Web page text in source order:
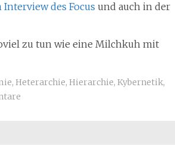
Interview des Focus und auch in der
zu tun wie eine Milchkuh mit
, Heterarchie, Hierarchie, Kybernetik,